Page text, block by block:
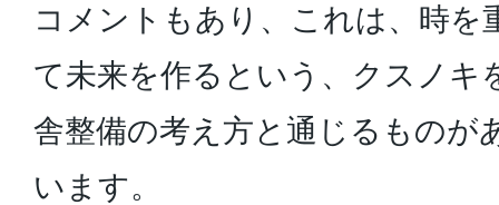
コメントもあり、これは、時を
て未来を作るという、クスノキ
舎整備の考え方と通じるものが
います。